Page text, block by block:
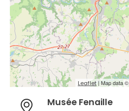
Leaflet | Map data ©
Musée Fenaille